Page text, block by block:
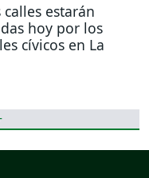
calles estarán
hoy por los
cívicos en La